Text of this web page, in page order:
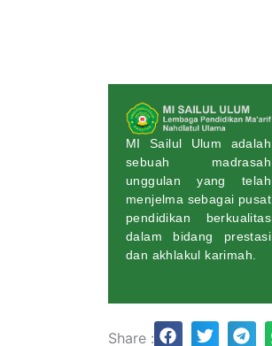
MI Sailul Ulum adalah
sebuah madrasah
unggulan yang telah
menjelma sebagai pusat
pendidikan berkualitas
dalam bidang prestasi
dan akhlakul karimah.
Share :